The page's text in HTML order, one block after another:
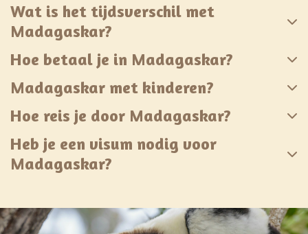
Wat is het tijdsverschil met
Madagaskar?
Hoe betaal je in Madagaskar?
Madagaskar met kinderen?
Hoe reis je door Madagaskar?
Heb je een visum nodig voor
Madagaskar?